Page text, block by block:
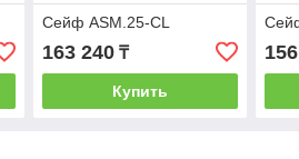
Сейф ASM.25-CL
163 240₸
Купить